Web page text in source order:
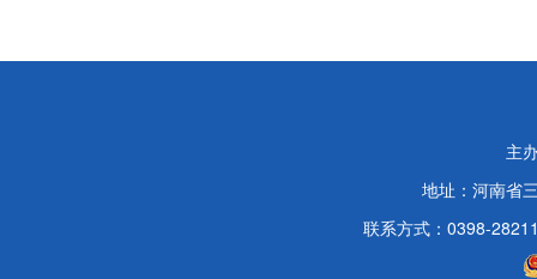
主
地址：河南省
联系方式：0398-